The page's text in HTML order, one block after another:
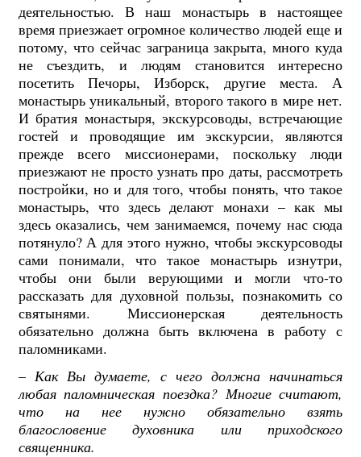
деятельностью. В наш монастырь в настоящее
время приезжает огромное количество людей еще и
потому, что сейчас заграница закрыта, много куда
не съездить, и людям становится интересно
посетить Печоры, Изборск, другие места. А
монастырь уникальный, второго такого в мире нет.
И братия монастыря, экскурсоводы, встречающие
гостей и проводящие им экскурсии, являются
прежде всего миссионерами, поскольку люди
приезжают не просто узнать про даты, рассмотреть
постройки, но и для того, чтобы понять, что такое
монастырь, что здесь делают монахи – как мы
здесь оказались, чем занимаемся, почему нас сюда
потянуло? А для этого нужно, чтобы экскурсоводы
сами понимали, что такое монастырь изнутри,
чтобы они были верующими и могли что-то
рассказать для духовной пользы, познакомить со
святынями. Миссионерская деятельность
обязательно должна быть включена в работу с
паломниками.
– Как Вы думаете, с чего должна начинаться
любая паломническая поездка? Многие считают,
что на нее нужно обязательно взять
благословение духовника или приходского
священника.